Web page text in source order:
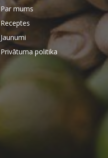
Par mums
Receptes
Jaunumi
Privātuma politika